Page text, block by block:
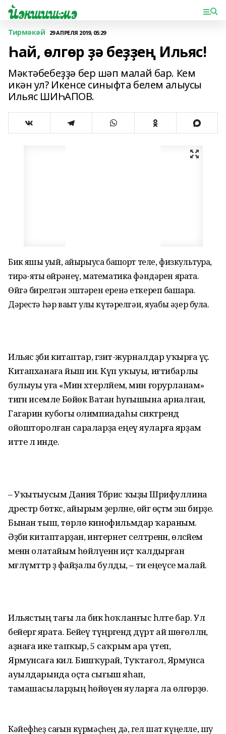
Тирмәкәй 29 АПРЕЛЯ 2019, 05:29
Һай, өлгөр ҙә беҙҙең Ильяс!
Мәктәбебеҙҙә бер шәп малай бар. Кем
икән ул? Икенсе синыфта белем алыусы
Ильяс ШИҺАПОВ.
Бик яҡшы уҡый, айырыуса башҡорт теле, физкультура,
тирә-яҡты өйрәнеү, математика фәндәрен ярата.
Өйгә бирелгән эштәрен еренә еткереп башҡара.
Дәрестә һәр ваҡыт ҡулы күтәрелгән, яуабы әҙер була.
Ильяс әҙәби китаптар, гәзит-журналдар уҡырға әүәҫ.
Китапханаға йыш инә. Күп уҡыуы, иғтибарлы
булыуы уға «Мин хәтерләйем, мин ғорурланам»
тигән исемле Бөйөк Ватан һуғышына арналған,
Гагарин кубогы олимпиадаһы сиктәрендә
ойошторолған саралар­ҙа еңеү яуларға ярҙам
итте лә инде.
– Уҡытыусым Дания Тәбрис ҡыҙы Шәрифуллина
дәрестәр бөткәс, айырым әҙерләне, өйгә өҫтәмә эш бирҙе.
Бынан тыш, төрлө кинофильмдар ҡараным.
Әҙәби китаптарҙан, интернет селтәренән, өләсәйем
менән олатайым һөйләүенән иҫтә ҡалдырған
мәғлүмәттәр ҙә файҙалы булды, – ти еңеүсе малай.
Ильястың тағы ла бик һоҡланғыс һәләте бар. Ул
бейергә ярата. Бейеү түңәрәгендә дүрт ай шөғөлләнә,
аҙнаға ике тапҡыр, 5 саҡрым ара үтеп,
Ярмунсаға килә. Биш­ҡурай, Туҡтағол, Ярмунса
ауылдарында оҫта сығыш яһап,
тамашасыларҙың һөйөүен яуларға ла өлгөрҙө.
Кәйефһеҙ сағын күрмәҫһең дә, гел шат күңелле, шуҡ